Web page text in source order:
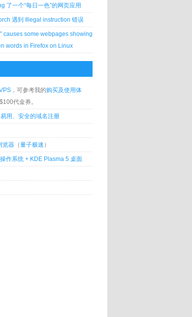
'jquery', 'jquery-sonar' ), self::version,
'jquery' ), self::version, true );
array( 'jquery', 'jquery-sonar' ),
'jquery' ), self::version, true );
carousel-
了一个“每日一色”的网页应用
遇到 Illegal instruction 错误
causes some webpages showing
words in Firefox on Linux
，可参考我的购买及使用体
代金券。
用、安全的域名注册
览器 （量子极速 ）
作系统 + KDE Plasma 5 桌面